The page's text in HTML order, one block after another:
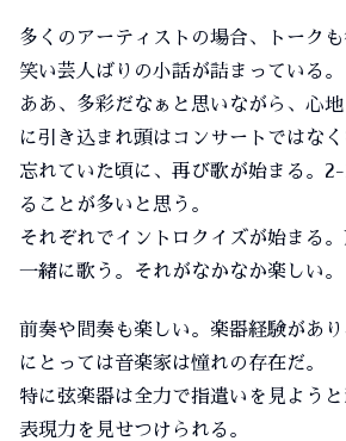
多くのアーティストの場合、トーク
笑い芸人ばりの小話が詰まっている。
ああ、多彩だなぁと思いながら、心
に引き込まれ頭はコンサートではなく
忘れていた頃に、再び歌が始まる。
ることが多いと思う。
それぞれでイントロクイズが始まる
一緒に歌う。それがなかなか楽しい。
前奏や間奏も楽しい。楽器経験があ
にとっては音楽家は憧れの存在だ。
特に弦楽器は全力で指遣いを見よう
表現力を見せつけられる。